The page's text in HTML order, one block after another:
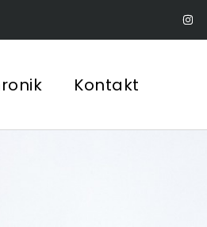
Kontakt